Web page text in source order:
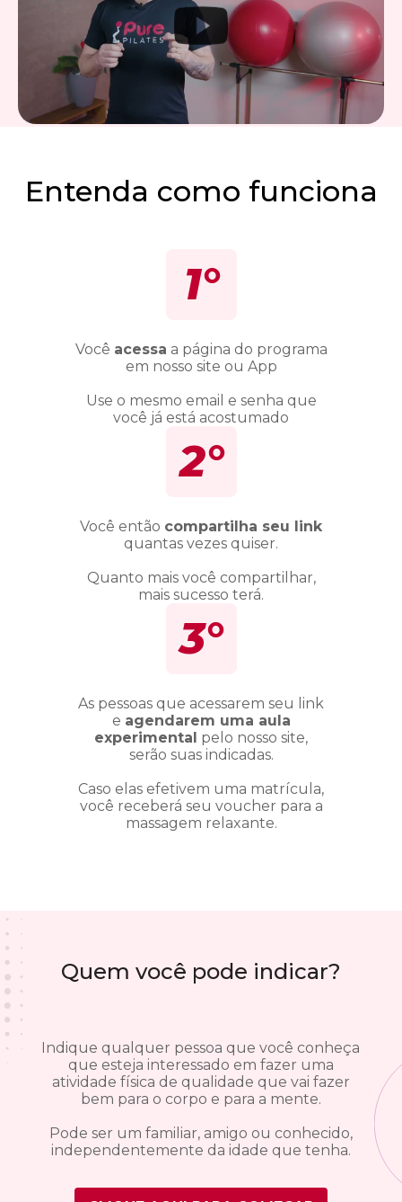
Entenda como funciona
1°
Você acessa a página do programa
em nosso site ou App
Use o mesmo email e senha que
você já está acostumado
2°
Você então compartilha seu link
quantas vezes quiser.
Quanto mais você compartilhar,
mais sucesso terá.
3°
As pessoas que acessarem seu link
e agendarem uma aula
experimental pelo nosso site,
serão suas indicadas.
Caso elas efetivem uma matrícula,
você receberá seu voucher para a
massagem relaxante.
Quem você pode indicar?
Indique qualquer pessoa que você conheça
que esteja interessado em fazer uma
atividade física de qualidade que vai fazer
bem para o corpo e para a mente.
Pode ser um familiar, amigo ou conhecido,
independentemente da idade que tenha.